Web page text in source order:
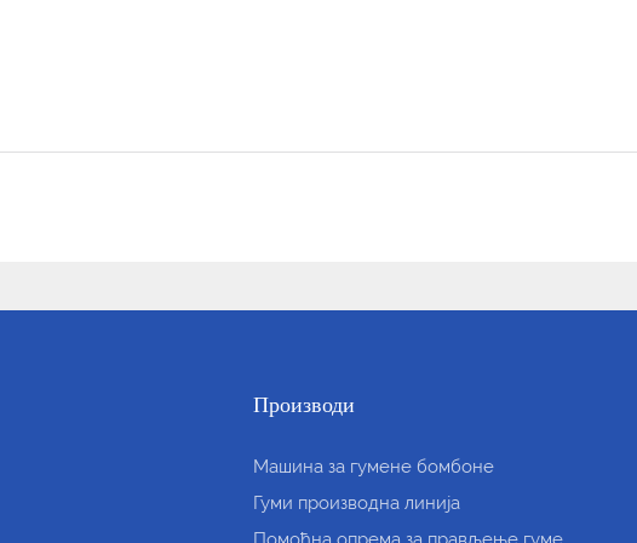
Производи
Машина за гумене бомбоне
Гуми производна линија